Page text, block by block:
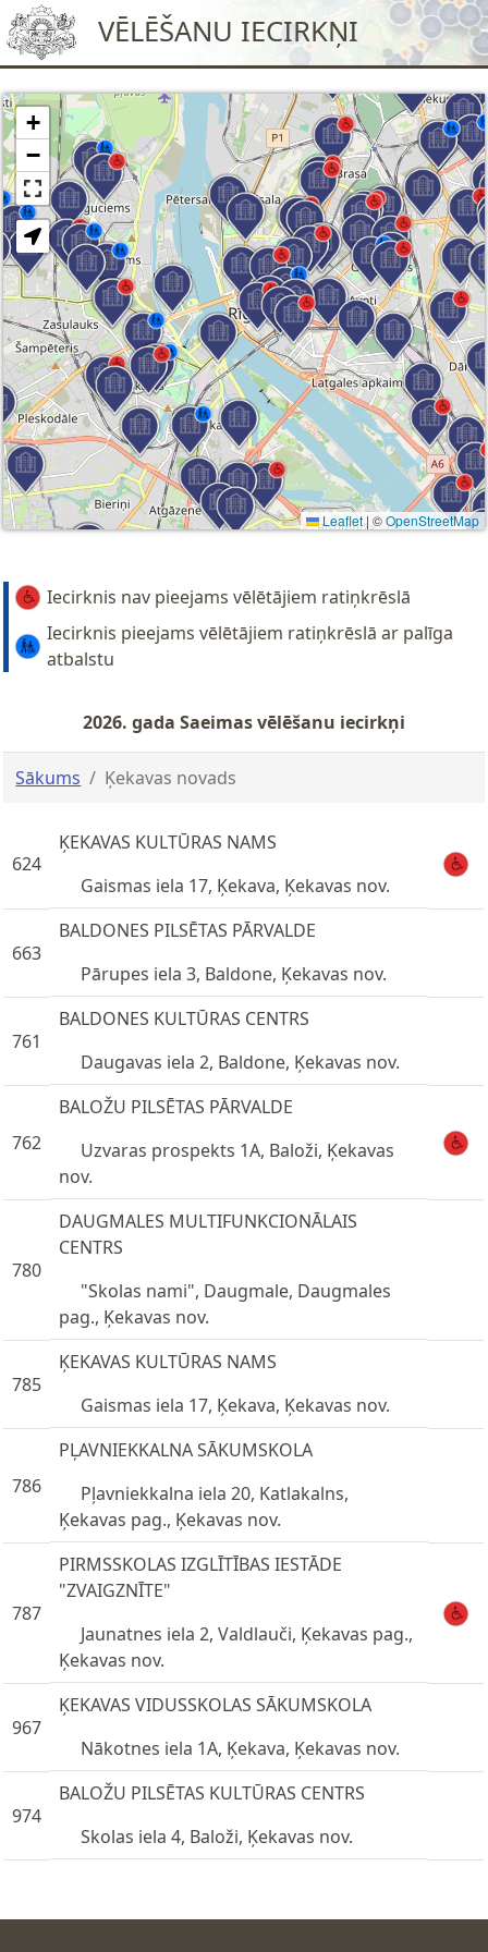
VĒLĒŠANU IECIRKŅI
+
−
Leaflet| ©OpenStreetMap
Iecirknis nav pieejams vēlētājiem ratiņkrēslā
Iecirknis pieejams vēlētājiem ratiņkrēslā ar palīga
atbalstu
2026. gada Saeimas vēlēšanu iecirkņi
Sākums Ķekavas novads
624
ĶEKAVAS KULTŪRAS NAMS
Gaismas iela 17, Ķekava, Ķekavas nov.
663
BALDONES PILSĒTAS PĀRVALDE
Pārupes iela 3, Baldone, Ķekavas nov.
761
BALDONES KULTŪRAS CENTRS
Daugavas iela 2, Baldone, Ķekavas nov.
762
BALOŽU PILSĒTAS PĀRVALDE
Uzvaras prospekts 1A, Baloži, Ķekavas
nov.
780
DAUGMALES MULTIFUNKCIONĀLAIS
CENTRS
"Skolas nami", Daugmale, Daugmales
pag., Ķekavas nov.
785
ĶEKAVAS KULTŪRAS NAMS
Gaismas iela 17, Ķekava, Ķekavas nov.
786
PĻAVNIEKKALNA SĀKUMSKOLA
Pļavniekkalna iela 20, Katlakalns,
Ķekavas pag., Ķekavas nov.
787
PIRMSSKOLAS IZGLĪTĪBAS IESTĀDE
"ZVAIGZNĪTE"
Jaunatnes iela 2, Valdlauči, Ķekavas pag.,
Ķekavas nov.
967
ĶEKAVAS VIDUSSKOLAS SĀKUMSKOLA
Nākotnes iela 1A, Ķekava, Ķekavas nov.
974
BALOŽU PILSĒTAS KULTŪRAS CENTRS
Skolas iela 4, Baloži, Ķekavas nov.